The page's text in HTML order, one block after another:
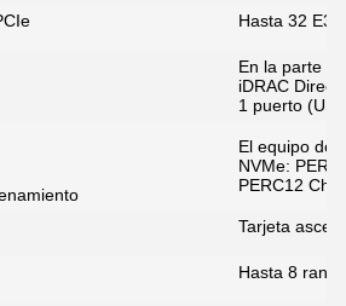
Hasta 32
En la parte
iDRAC
1 puerto
El equipo de
NVMe:
PERC12
Tarjeta
Hasta 8